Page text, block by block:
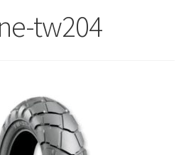
tw204